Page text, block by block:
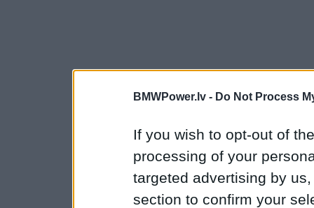
BMWPower.lv - Do Not Process
If you wish to opt-out of
processing of your
targeted advertising by
section to confirm your